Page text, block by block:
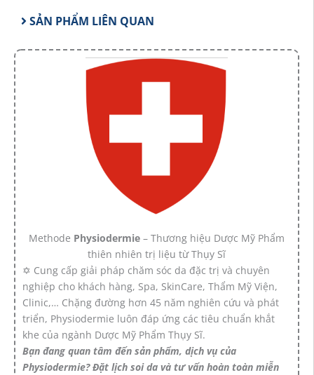
SẢN PHẨM LIÊN QUAN
Methode Physiodermie – Thương hiệu Dược Mỹ Phẩm
thiên nhiên trị liệu từ Thụy Sĩ
✡ Cung cấp giải pháp chăm sóc da đặc trị và chuyên
nghiệp cho khách hàng, Spa, SkinCare, Thẩm Mỹ Viện,
Clinic,… Chặng đường hơn 45 năm nghiên cứu và phát
triển, Physiodermie luôn đáp ứng các tiêu chuẩn khắt
khe của ngành Dược Mỹ Phẩm Thụy Sĩ.
Bạn đang quan tâm đến sản phẩm, dịch vụ của
Physiodermie? Đặt lịch soi da và tư vấn hoàn toàn miễn